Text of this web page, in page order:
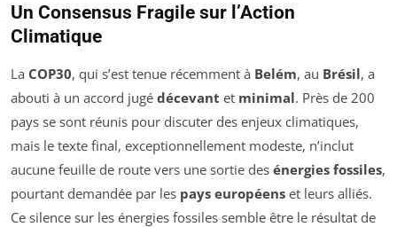
Un Consensus Fragile sur l’Action
Climatique
La COP30, qui s’est tenue récemment à Belém, au Brésil, a
abouti à un accord jugé décevant et minimal. Près de 200
pays se sont réunis pour discuter des enjeux climatiques,
mais le texte final, exceptionnellement modeste, n’inclut
aucune feuille de route vers une sortie des énergies fossiles,
pourtant demandée par les pays européens et leurs alliés.
Ce silence sur les énergies fossiles semble être le résultat de